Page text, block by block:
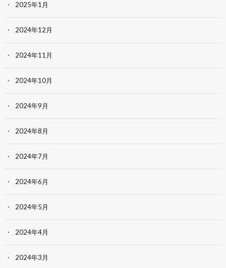
2025年1月
2024年12月
2024年11月
2024年10月
2024年9月
2024年8月
2024年7月
2024年6月
2024年5月
2024年4月
2024年3月